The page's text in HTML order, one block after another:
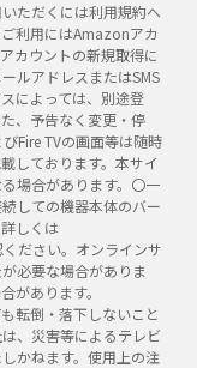
ただくには利用規約へ
利用にはAmazonアカ
カウントの新規取得に
ルアドレスまたはSMS
によっては、別途登
、予告なく変更・停
Fire TVの画面等は随時
しております。本サイ
場合があります。〇一
しての機器本体のバー
しくは
ださい。オンラインサ
必要な場合がありま
があります。
転倒・落下しないこと
、災害等によるテレビ
かねます。使用上の注